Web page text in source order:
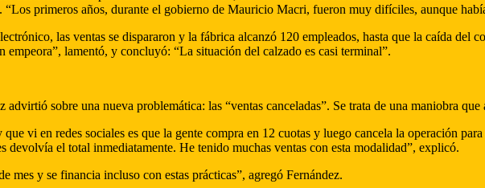
“Los primeros años, durante el gobierno de Mauricio Macri, fueron muy difíciles, aunque
las ventas se dispararon y la fábrica alcanzó 120 empleados, hasta que la caída del
empeora”, lamentó, y concluyó: “La situación del calzado es casi terminal”.
advirtió sobre una nueva problemática: las “ventas canceladas”. Se trata de una maniobra
vi en redes sociales es que la gente compra en 12 cuotas y luego cancela la operación
devolvía el total inmediatamente. He tenido muchas ventas con esta modalidad”, explicó.
mes y se financia incluso con estas prácticas”, agregó Fernández.